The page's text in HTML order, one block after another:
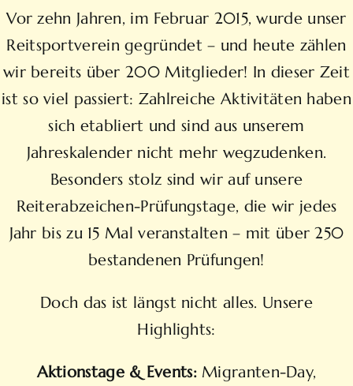
Vor zehn Jahren, im Februar 2015, wurde unser
Reitsportverein gegründet – und heute zählen
wir bereits über 200 Mitglieder! In dieser Zeit
ist so viel passiert: Zahlreiche Aktivitäten haben
sich etabliert und sind aus unserem
Jahreskalender nicht mehr wegzudenken.
Besonders stolz sind wir auf unsere
Reiterabzeichen-Prüfungstage, die wir jedes
Jahr bis zu 15 Mal veranstalten – mit über 250
bestandenen Prüfungen!
Doch das ist längst nicht alles. Unsere
Highlights:
Aktionstage & Events:Migranten-Day,